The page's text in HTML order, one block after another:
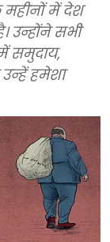
में देश
उन्होंने सभी
समुदाय,
हमेशा